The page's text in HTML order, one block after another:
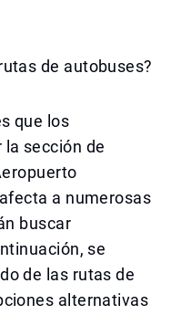
de autobuses?
que los
la sección de
a numerosas
buscar
se
de las rutas de
alternativas